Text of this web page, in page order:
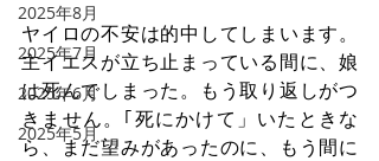
2025年8月
2025年7月
2025年6月
2025年5月
ヤイロの不安は的中してしまいます。
主イエスが立ち止まっている間に、娘
は死んでしまった。もう取り返しがつ
きません。｢死にかけて」いたときな
ら、まだ望みがあったのに、もう間に